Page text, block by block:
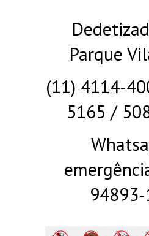
Parque
(11) 4114-
5165 /